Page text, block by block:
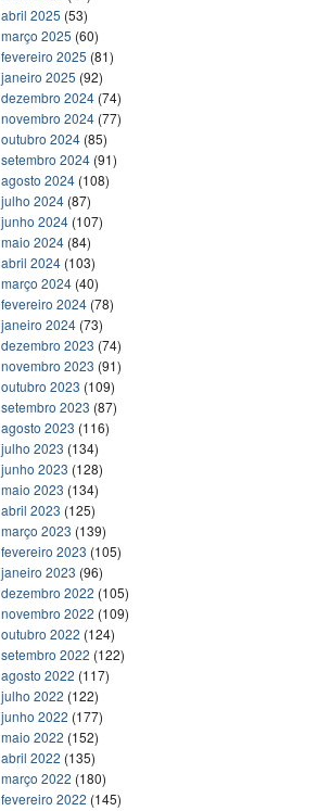
abril 2025 (53)
março 2025 (60)
fevereiro 2025 (81)
janeiro 2025 (92)
dezembro 2024 (74)
novembro 2024 (77)
outubro 2024 (85)
setembro 2024 (91)
agosto 2024 (108)
julho 2024 (87)
junho 2024 (107)
maio 2024 (84)
abril 2024 (103)
março 2024 (40)
fevereiro 2024 (78)
janeiro 2024 (73)
dezembro 2023 (74)
novembro 2023 (91)
outubro 2023 (109)
setembro 2023 (87)
agosto 2023 (116)
julho 2023 (134)
junho 2023 (128)
maio 2023 (134)
abril 2023 (125)
março 2023 (139)
fevereiro 2023 (105)
janeiro 2023 (96)
dezembro 2022 (105)
novembro 2022 (109)
outubro 2022 (124)
setembro 2022 (122)
agosto 2022 (117)
julho 2022 (122)
junho 2022 (177)
maio 2022 (152)
abril 2022 (135)
março 2022 (180)
fevereiro 2022 (145)